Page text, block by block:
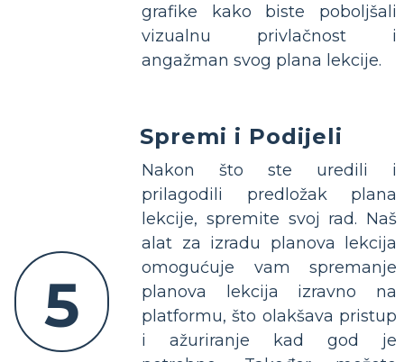
grafike kako biste poboljšali
vizualnu privlačnost i
angažman svog plana lekcije.
5
Spremi i Podijeli
Nakon što ste uredili i
prilagodili predložak plana
lekcije, spremite svoj rad. Naš
alat za izradu planova lekcija
omogućuje vam spremanje
planova lekcija izravno na
platformu, što olakšava pristup
i ažuriranje kad god je